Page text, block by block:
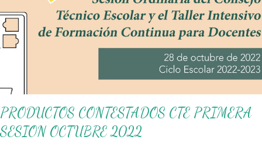
para llenar el día de las madres ¡Gracias por tu visita! 😉
Publicamos diariamente. No olvides compartir nuestra página y
unirte a nuestro grupo para más contenido educativo 👉 Grupo
de Facebook Además, puedes unirte a: Grupos de WhatsApp
PRODUCTOS CONTESTADOS CTE PRIMERA
SESION OCTUBRE 2022